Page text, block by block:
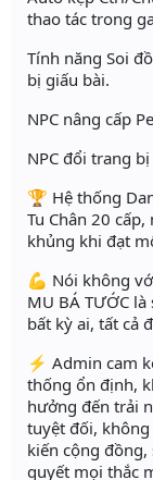
thao tác trong
Tính năng Soi
bị giấu bài.
NPC nâng cấp
NPC đổi trang
🏆 Hệ thống
Tu Chân 20
khủng khi đạt
💪 Nói không
MU BÁ TƯỚC
bất kỳ ai, tất cả
⚡️ Admin cam
thống ổn định,
hưởng đến trải
tuyệt đối,
kiến cộng
quyết mọi thắc